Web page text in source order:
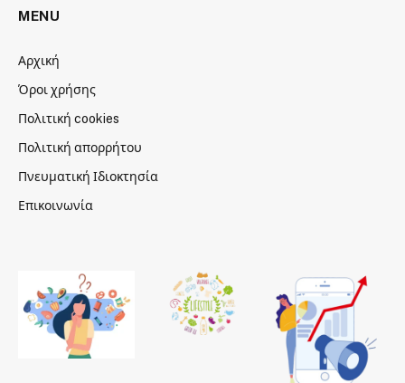
MENU
Αρχική
Όροι χρήσης
Πολιτική cookies
Πολιτική απορρήτου
Πνευματική Ιδιοκτησία
Επικοινωνία